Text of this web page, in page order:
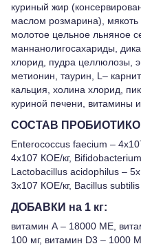
куриный жир
маслом розмарина),
молотое цельное льняное
маннанолигосахариды,
хлорид, пудра целлюлозы,
метионин, таурин, L–
кальция, холина хлорид,
куриной печени, витамины
СОСТАВ
Enterococcus faecium –
4х107 КОЕ/кг,
Lactobacillus acidophilus –
3x107 КОЕ/кг, Bacillus
ДОБАВКИ на 1 кг:
витамин А – 18000 МЕ,
100 мг, витамин D3 – 1000